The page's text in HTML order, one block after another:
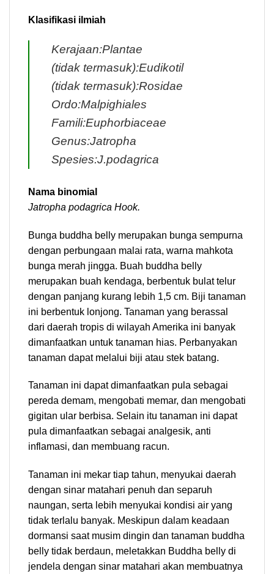
Klasifikasi ilmiah
Kerajaan:Plantae
(tidak termasuk):Eudikotil
(tidak termasuk):Rosidae
Ordo:Malpighiales
Famili:Euphorbiaceae
Genus:Jatropha
Spesies:J.podagrica
Nama binomial
Jatropha podagrica Hook.
Bunga buddha belly merupakan bunga sempurna
dengan perbungaan malai rata, warna mahkota
bunga merah jingga. Buah buddha belly
merupakan buah kendaga, berbentuk bulat telur
dengan panjang kurang lebih 1,5 cm. Biji tanaman
ini berbentuk lonjong. Tanaman yang berassal
dari daerah tropis di wilayah Amerika ini banyak
dimanfaatkan untuk tanaman hias. Perbanyakan
tanaman dapat melalui biji atau stek batang.
Tanaman ini dapat dimanfaatkan pula sebagai
pereda demam, mengobati memar, dan mengobati
gigitan ular berbisa. Selain itu tanaman ini dapat
pula dimanfaatkan sebagai analgesik, anti
inflamasi, dan membuang racun.
Tanaman ini mekar tiap tahun, menyukai daerah
dengan sinar matahari penuh dan separuh
naungan, serta lebih menyukai kondisi air yang
tidak terlalu banyak. Meskipun dalam keadaan
dormansi saat musim dingin dan tanaman buddha
belly tidak berdaun, meletakkan Buddha belly di
jendela dengan sinar matahari akan membuatnya